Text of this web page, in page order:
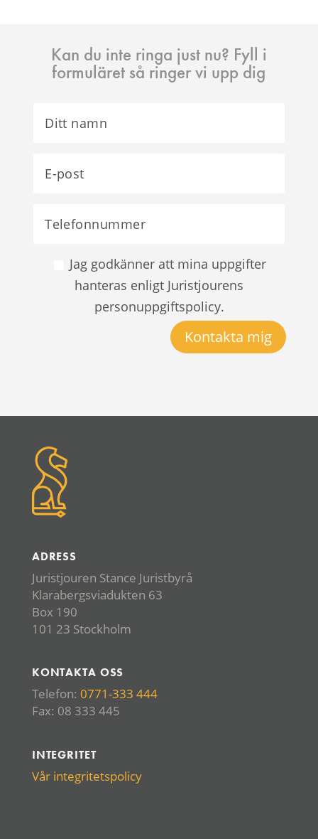
Kan du inte ringa just nu? Fyll i
formuläret så ringer vi upp dig
Jag godkänner att mina uppgifter
hanteras enligt Juristjourens
personuppgiftspolicy.
Kontakta mig
ADRESS
Juristjouren Stance Juristbyrå
Klarabergsviadukten 63
Box 190
101 23 Stockholm
KONTAKTA OSS
Telefon: 0771-333 444
Fax: 08 333 445
INTEGRITET
Vår integritetspolicy